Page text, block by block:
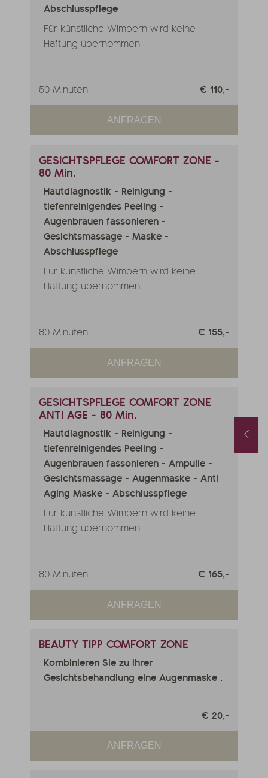
im August
ab€ 252,-
MEHR ANGEBOTE
19.09.2026 26.09.2026
5 Nächte ab
ZUM ANGEBOT
Abschlusspflege
Für künstliche Wimpern wird keine
Haftung übernommen
50 Minuten € 110,-
ANFRAGEN
GESICHTSPFLEGE COMFORT ZONE -
80 Min.
Hautdiagnostik - Reinigung -
tiefenreinigendes Peeling -
Augenbrauen fassonieren -
Gesichtsmassage - Maske -
Abschlusspflege
Für künstliche Wimpern wird keine
Haftung übernommen
80 Minuten € 155,-
ANFRAGEN
GESICHTSPFLEGE COMFORT ZONE
ANTI AGE - 80 Min.
Hautdiagnostik - Reinigung -
tiefenreinigendes Peeling -
Augenbrauen fassonieren - Ampulle -
Gesichtsmassage - Augenmaske - Anti
Aging Maske - Abschlusspflege
Für künstliche Wimpern wird keine
Haftung übernommen
80 Minuten € 165,-
ANFRAGEN
BEAUTY TIPP COMFORT ZONE
Kombinieren Sie zu Ihrer
Gesichtsbehandlung eine Augenmaske .
€ 20,-
ANFRAGEN